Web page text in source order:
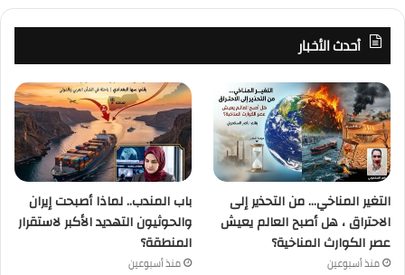
أحدث الأخبار
التغير المناخي… من التحذير إلى
الاحتراق ، هل أصبح العالم يعيش
عصر الكوارث المناخية؟
منذ أسبوعين
باب المندب.. لماذا أصبحت إيران
والحوثيون التهديد الأكبر لاستقرار
المنطقة؟
منذ أسبوعين